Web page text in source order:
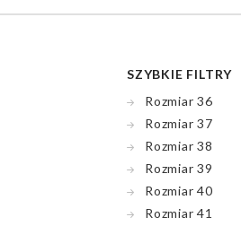
SZYBKIE FILTRY
Rozmiar 36
Rozmiar 37
Rozmiar 38
Rozmiar 39
Rozmiar 40
Rozmiar 41